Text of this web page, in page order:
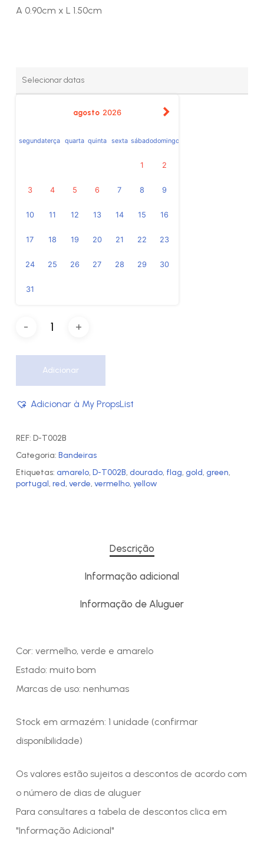
A 0.90cm x L 1.50cm
agosto 2026
segundaterça quarta quinta sexta sábadodomingo
1 2
3 4 5 6 7 8 9
10 11 12 13 14 15 16
17 18 19 20 21 22 23
24 25 26 27 28 29 30
31
Adicionar
Adicionar à My PropsList
REF: D-T002B
Categoria: Bandeiras
Etiquetas: amarelo, D-T002B, dourado, flag, gold, green,
portugal, red, verde, vermelho, yellow
Descrição
Informação adicional
Informação de Aluguer
Cor: vermelho, verde e amarelo
Estado: muito bom
Marcas de uso: nenhumas
Stock em armazém: 1 unidade (confirmar
disponibilidade)
Os valores estão sujeitos a descontos de acordo com
o número de dias de aluguer
Para consultares a tabela de descontos clica em
"Informação Adicional"